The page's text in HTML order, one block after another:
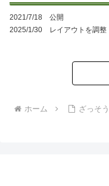
2021/7/18 公開
2025/1/30 レイアウトを調整
ホーム ざっそ